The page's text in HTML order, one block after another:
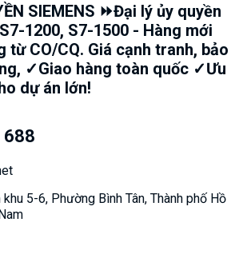
SIEMENS ⏩Đại lý ủy quyền
1200, S7-1500 - Hàng mới
từ CO/CQ. Giá cạnh tranh, bảo
✓Giao hàng toàn quốc ✓Ưu
dự án lớn!
688
5-6, Phường Bình Tân, Thành phố Hồ